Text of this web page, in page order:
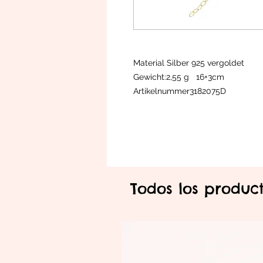
Material Silber 925 vergoldet
Gewicht:2,55 g 16+3cm
Artikelnummer3182075D
Todos los